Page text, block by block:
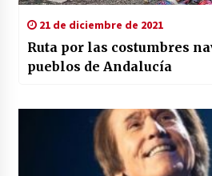
21 de diciembre de 2021
Ruta por las costumbres
pueblos de Andalucía